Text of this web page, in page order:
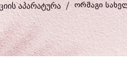
ᲐᲞᲐᲠᲐᲢᲣᲠᲐ /